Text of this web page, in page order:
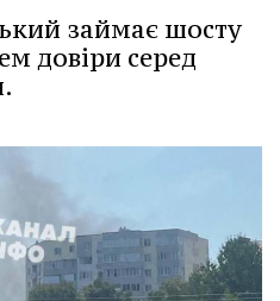
займає шосту
довіри серед